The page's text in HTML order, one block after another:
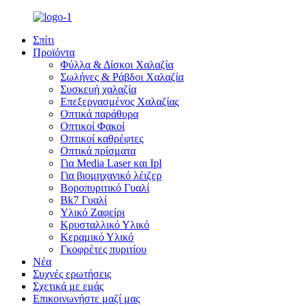
Σπίτι
Προϊόντα
Φύλλα & Δίσκοι Χαλαζία
Σωλήνες & Ράβδοι Χαλαζία
Συσκευή χαλαζία
Επεξεργασμένος Χαλαζίας
Οπτικά παράθυρα
Οπτικοί Φακοί
Οπτικοί καθρέφτες
Οπτικά πρίσματα
Για Media Laser και Ipl
Για βιομηχανικό λέιζερ
Βοροπυριτικό Γυαλί
Bk7 Γυαλί
Υλικό Ζαφείρι
Κρυσταλλικό Υλικό
Κεραμικό Υλικό
Γκοφρέτες πυριτίου
Νέα
Συχνές ερωτήσεις
Σχετικά με εμάς
Επικοινωνήστε μαζί μας